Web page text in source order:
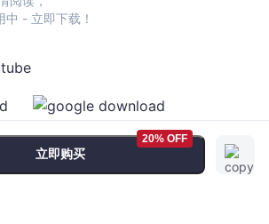
立即购买
20% OFF
- 立即下载！